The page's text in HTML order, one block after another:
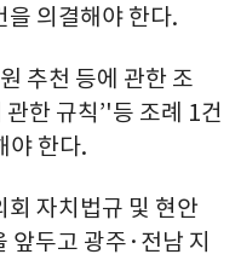
의결해야 한다.
추천 등에 관한 조
한 규칙’'등 조례 1건
야 한다.
회 자치법규 및 현안
두고 광주·전남 지